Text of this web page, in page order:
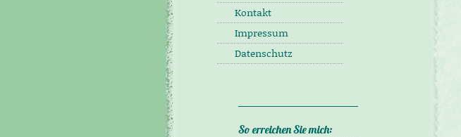
Kontakt
Impressum
Datenschutz
So erreichen Sie mich: